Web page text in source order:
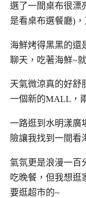
選了一間桌布很漂
是看桌布選餐廳)
海鮮烤得黑黑的還
聊天，吃著海鮮~
天氣微涼真的好舒
一個新的MALL，
一路逛到水明漾廣
險讓我找到一間看
氣氛更是浪漫一百
吃晚餐，但我想逛
要逛超市的~